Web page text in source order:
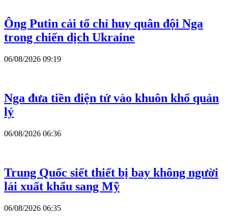
Ông Putin cải tổ chỉ huy quân đội Nga
trong chiến dịch Ukraine
06/08/2026 09:19
Nga đưa tiền điện tử vào khuôn khổ quản
lý
06/08/2026 06:36
Trung Quốc siết thiết bị bay không người
lái xuất khẩu sang Mỹ
06/08/2026 06:35